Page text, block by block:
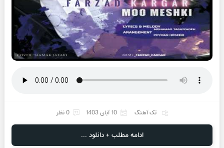
تک آهنگ 10 آبان 1403 0 نظر
ادامه مطلب + دانلود ...